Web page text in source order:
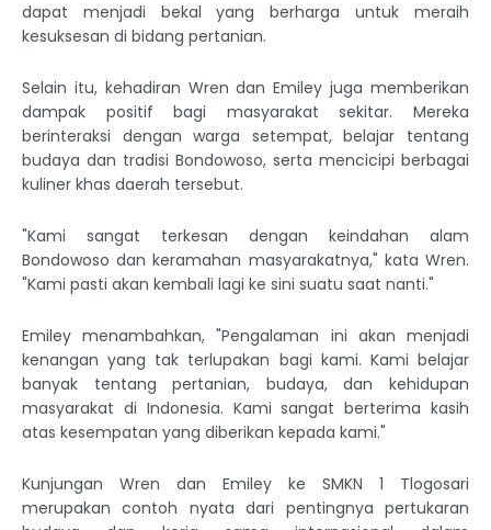
dapat menjadi bekal yang berharga untuk meraih
kesuksesan di bidang pertanian.
Selain itu, kehadiran Wren dan Emiley juga memberikan
dampak positif bagi masyarakat sekitar. Mereka
berinteraksi dengan warga setempat, belajar tentang
budaya dan tradisi Bondowoso, serta mencicipi berbagai
kuliner khas daerah tersebut.
"Kami sangat terkesan dengan keindahan alam
Bondowoso dan keramahan masyarakatnya," kata Wren.
"Kami pasti akan kembali lagi ke sini suatu saat nanti."
Emiley menambahkan, "Pengalaman ini akan menjadi
kenangan yang tak terlupakan bagi kami. Kami belajar
banyak tentang pertanian, budaya, dan kehidupan
masyarakat di Indonesia. Kami sangat berterima kasih
atas kesempatan yang diberikan kepada kami."
Kunjungan Wren dan Emiley ke SMKN 1 Tlogosari
merupakan contoh nyata dari pentingnya pertukaran